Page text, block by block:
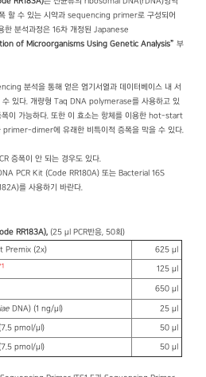
할 수 있는 시약과 sequencing primer로 구성되어
한 분석과정은 16차 개정된 Japanese
of Microorganisms Using Genetic Analysis” 부
분석을 통해 얻은 염기서열과 데이터베이스 내 서
수 있다. 개량형 Taq DNA polymerase를 사용하고 있
폭이 가능하다. 또한 이 효소는 항체를 이용한 hot-start
dimer에 유래한 비특이적 증폭을 막을 수 있다.
증폭이 안 되는 경우도 있다.
PCR Kit (Code RR180A) 또는 Bacterial 16S
를 사용하기 바란다.
RR183A), (25 μl PCR반응, 50회)
Premix (2x) 625 μl
125 μl
650 μl
DNA) (1 ng/μl) 25 μl
pmol/μl) 50 μl
pmol/μl) 50 μl